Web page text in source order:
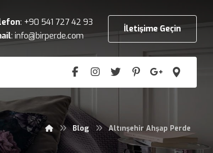
İletişime Geçin
: +90 541 727 42 93
: info@birperde.com
Blog Altınşehir Ahşap Perde